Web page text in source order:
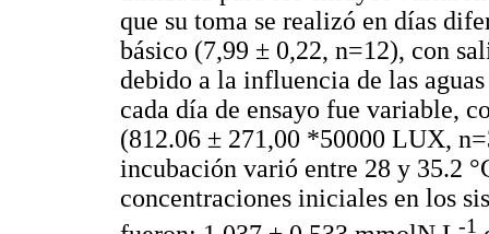
que su toma se realizó en días
básico (7,99 ± 0,22, n=12), con
debido a la influencia de las
cada día de ensayo fue variable,
(812.06 ± 271,00 *50000 LUX,
incubación varió entre 28 y 35.2
concentraciones iniciales en los
-1